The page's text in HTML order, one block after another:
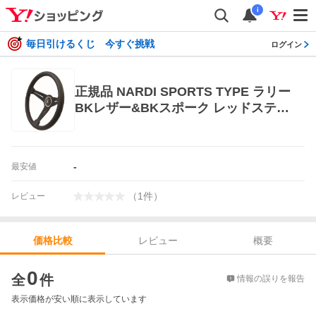
i
毎日引けるくじ 今すぐ挑戦 ログイン
正規品 NARDI SPORTS TYPE ラリー
BKレザー&BKスポーク レッドステッ
最安値 -
レビュー （1件）
価格比較 レビュー
概要
全0件 情報の誤りを報告
表示価格が安い順に表示しています